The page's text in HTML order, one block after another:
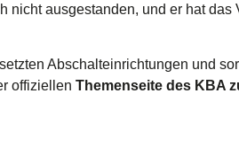
ausgestanden, und er hat
Abschalteinrichtungen und
offiziellen Themenseite des KBA